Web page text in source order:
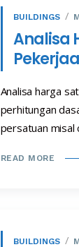
BUILDINGS
Analisa
Analisa harga
perhitungan
persatuan misal
READ MORE
BUILDINGS